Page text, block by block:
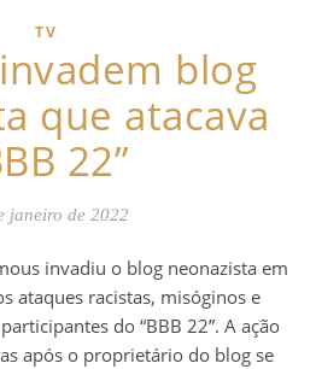
TV
blog
que atacava
22”
janeiro de 2022
ataques racistas, misóginos e
do “BBB 22”. A ação
após o proprietário do blog se